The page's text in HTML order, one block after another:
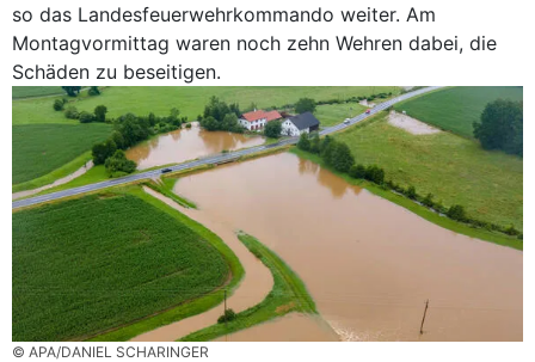
so das Landesfeuerwehrkommando weiter. Am
Montagvormittag waren noch zehn Wehren dabei, die
Schäden zu beseitigen.
© APA/DANIEL SCHARINGER